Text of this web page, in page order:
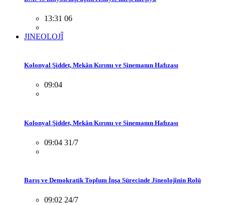
13:31 06
JINEOLOJÎ
Kolonyal Şiddet, Mekân Kırımı ve Sinemanın Hafızası
09:04
Kolonyal Şiddet, Mekân Kırımı ve Sinemanın Hafızası
09:04 31/7
Barış ve Demokratik Toplum İnşa Sürecinde Jineolojînin Rolü
09:02 24/7